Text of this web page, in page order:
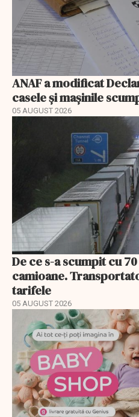
ANAF a modificat
casele și mașinile
05 AUGUST 2026
De ce s-a scumpit cu
camioane.
tarifele
05 AUGUST 2026